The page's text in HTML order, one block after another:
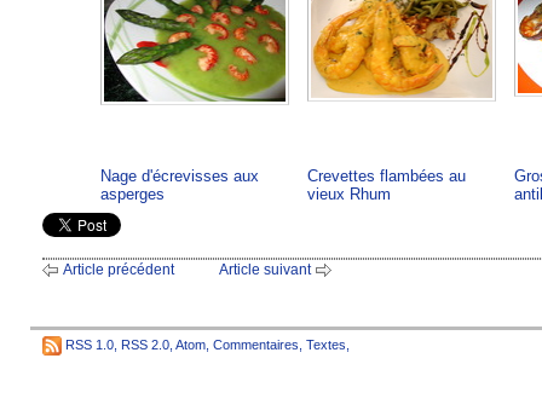
Nage d'écrevisses aux
asperges
Crevettes flambées au
vieux Rhum
Article précédent Article suivant
RSS 1.0 RSS 2.0 Atom Commentaires Textes